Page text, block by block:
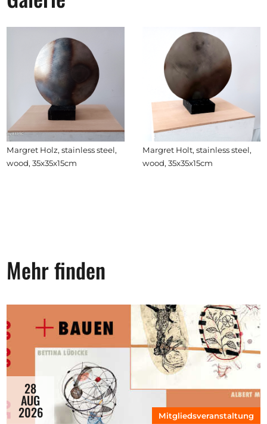
Margret Holz, stainless steel,
wood, 35x35x15cm
Margret Holt, stainless steel,
wood, 35x35x15cm
Mehr finden
28
AUG
2026 Mitgliedsveranstaltung